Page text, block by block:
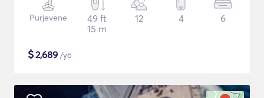
Purjevene
49 ft
15 m
12 4 6
$2,689 /yö